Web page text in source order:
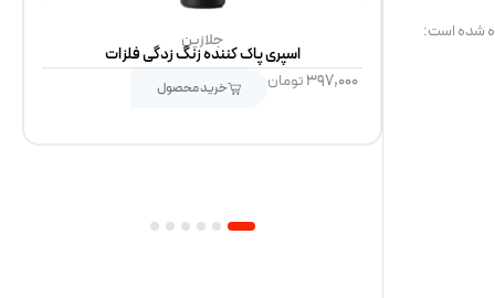
شده است:
جلازین
اسپری پاک کننده زنگ زدگی فلزات
۳۹۷,۰۰۰تومان خرید محصول
1
2